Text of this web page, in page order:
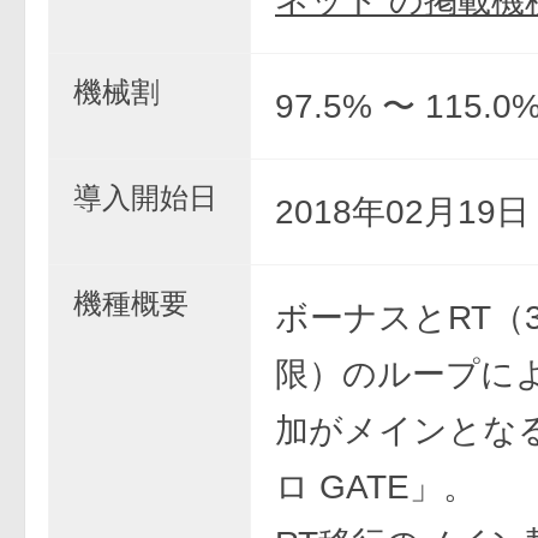
機械割 97.5% 〜
導入開始日 2018年02月19日
機種概要
ボーナスとRT（
限）のループに
加がメインとな
ロ GATE」。